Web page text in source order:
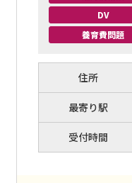
DV
養育費問題
住所
最寄り駅
受付時間